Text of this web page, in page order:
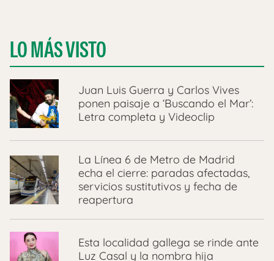
LO MÁS VISTO
Juan Luis Guerra y Carlos Vives
ponen paisaje a ‘Buscando el Mar’:
Letra completa y Videoclip
La Línea 6 de Metro de Madrid
echa el cierre: paradas afectadas,
servicios sustitutivos y fecha de
reapertura
Esta localidad gallega se rinde ante
Luz Casal y la nombra hija